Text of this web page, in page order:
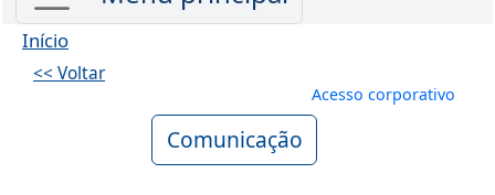
Início
<< Voltar
Menu de
Acesso corporativo
Comunicação